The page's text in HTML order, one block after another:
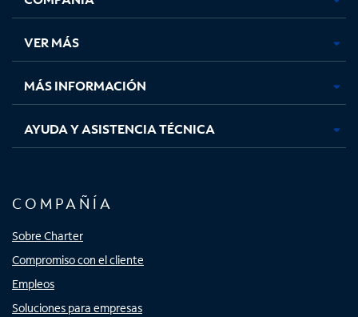
en
pestaña
nueva
en
pestaña
nueva
en
pestaña
nueva
en
nueva
VER MÁS
MÁS INFORMACIÓN
AYUDA Y ASISTENCIA TÉCNICA
COMPAÑÍA
Sobre Charter
Compromiso con el cliente
Empleos
Soluciones para empresas